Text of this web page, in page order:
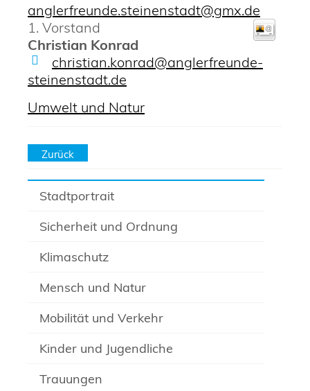
Stadtportrait
Sicherheit und Ordnung
Klimaschutz
Mensch und Natur
Mobilität und Verkehr
Kinder und Jugendliche
Trauungen
anglerfreunde.steinenstadt@gmx.de
1. Vorstand
Christian Konrad
christian.konrad@anglerfreunde-
steinenstadt.de
Umwelt und Natur
Zurück